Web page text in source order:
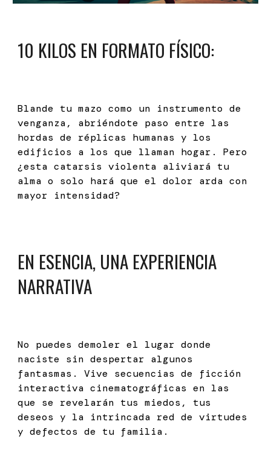
10 KILOS EN FORMATO FÍSICO:
Blande tu mazo como un instrumento de
venganza, abriéndote paso entre las
hordas de réplicas humanas y los
edificios a los que llaman hogar. Pero
¿esta catarsis violenta aliviará tu
alma o solo hará que el dolor arda con
mayor intensidad?
EN ESENCIA, UNA EXPERIENCIA
NARRATIVA
No puedes demoler el lugar donde
naciste sin despertar algunos
fantasmas. Vive secuencias de ficción
interactiva cinematográficas en las
que se revelarán tus miedos, tus
deseos y la intrincada red de virtudes
y defectos de tu familia.